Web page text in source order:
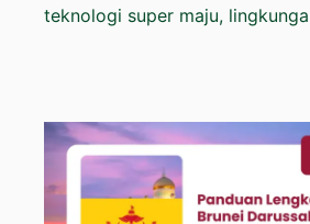
teknologi super maju,